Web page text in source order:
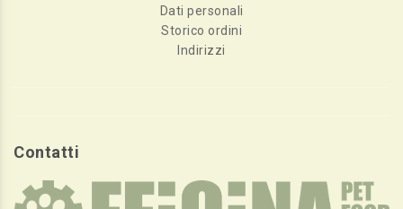
Dati personali
Storico ordini
Indirizzi
Contatti